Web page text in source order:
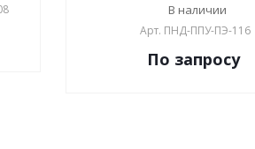
В наличии
Арт. ПНД-ППУ-ПЭ-116
По запросу